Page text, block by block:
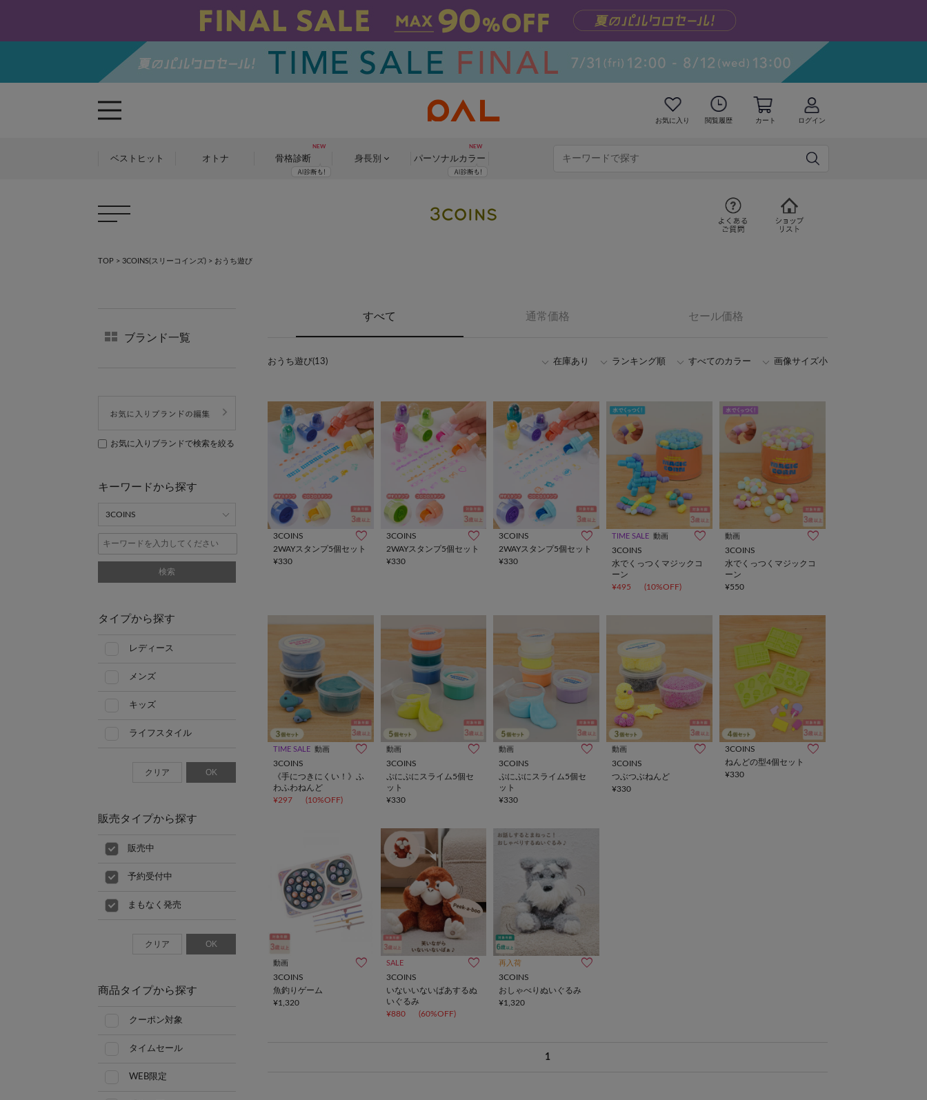
お気に入り 閲覧履歴 カート ログイン
ベストヒット オトナ 骨格診断 身長別 パーソナルカラー
TOP > 3COINS(スリーコインズ) > おうち遊び
すべて 通常価格 セール価格
おうち遊び(13) 在庫あり ランキング順 すべてのカラー 画像サイズ小
3COINS
2WAYスタンプ5個セット
¥330
3COINS
2WAYスタンプ5個セット
¥330
3COINS
2WAYスタンプ5個セット
¥330
TIME SALE 動画
3COINS
水でくっつくマジックコ
ーン
¥495
(10%OFF)
動画
3COINS
水でくっつくマジックコ
ーン
¥550
TIME SALE 動画
3COINS
《手につきにくい！》ふ
わふわねんど
¥297
(10%OFF)
動画
3COINS
ぷにぷにスライム5個セ
ット
¥330
動画
3COINS
ぷにぷにスライム5個セ
ット
¥330
動画
3COINS
つぶつぶねんど
¥330
3COINS
ねんどの型4個セット
¥330
動画
3COINS
魚釣りゲーム
¥1,320
SALE
3COINS
いないいないばあするぬ
いぐるみ
¥880
(60%OFF)
再入荷
3COINS
おしゃべりぬいぐるみ
¥1,320
1
ブランド一覧
お気に入りブランドで検索を絞る
キーワードから探す
検索
タイプから探す
レディース
メンズ
キッズ
ライフスタイル
クリア OK
販売タイプから探す
販売中
予約受付中
まもなく発売
クリア OK
商品タイプから探す
クーポン対象
タイムセール
WEB限定